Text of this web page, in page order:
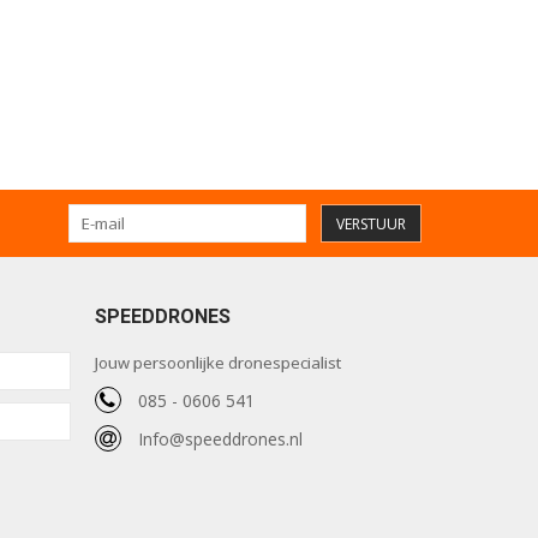
VERSTUUR
SPEEDDRONES
Jouw persoonlijke dronespecialist
085 - 0606 541
Info@speeddrones.nl